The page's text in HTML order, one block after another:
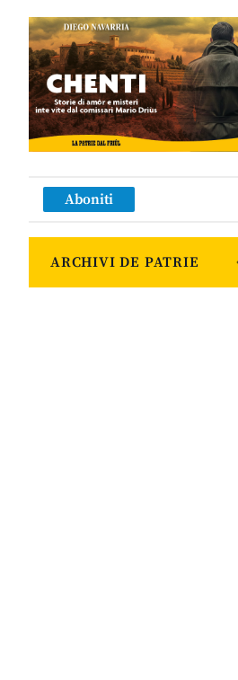
Aboniti
ARCHIVI DE PATRIE